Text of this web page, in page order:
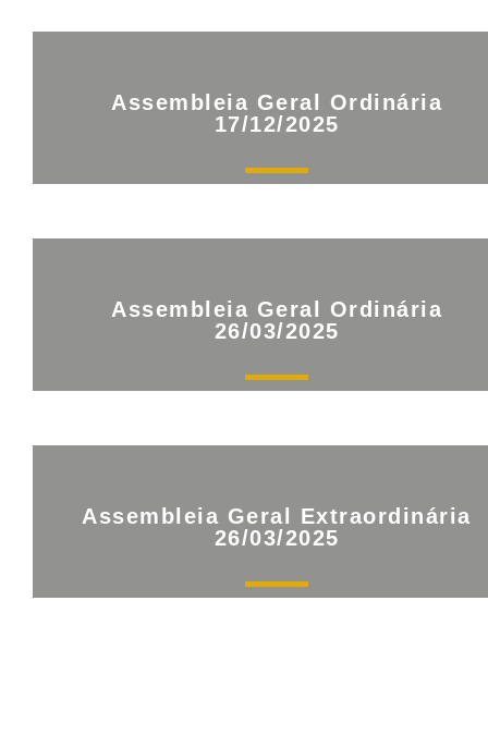
Assembleia Geral Ordinária
17/12/2025
Assembleia Geral Ordinária
26/03/2025
Assembleia Geral Extraordinária
26/03/2025